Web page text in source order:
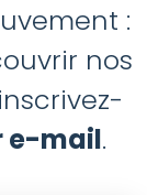
:
nos
e-mail.